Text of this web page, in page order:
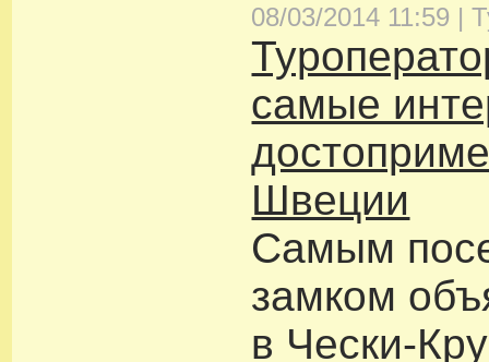
08/03/2014 11:59 |
самые
Швеции
Самым
замком
в Чески-